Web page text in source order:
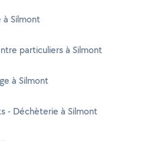
à Silmont
particuliers à Silmont
à Silmont
- Déchèterie à Silmont